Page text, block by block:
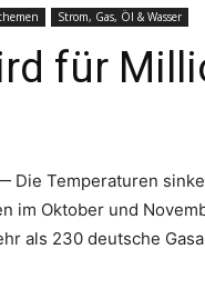
Strom, Gas, Öl & Wasser
für
Die Temperaturen
im Oktober und
als 230 deutsche